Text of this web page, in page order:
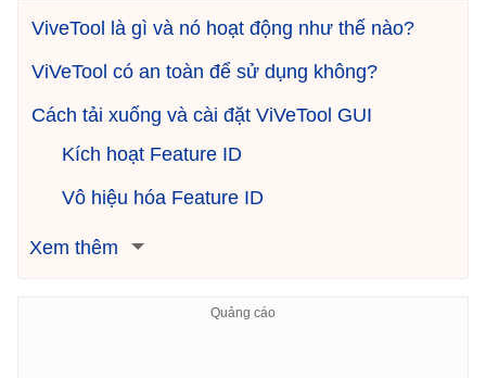
ViveTool là gì và nó hoạt động như thế nào?
ViVeTool có an toàn để sử dụng không?
Cách tải xuống và cài đặt ViVeTool GUI
Kích hoạt Feature ID
Vô hiệu hóa Feature ID
Xem thêm